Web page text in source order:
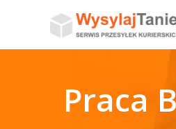
Praca